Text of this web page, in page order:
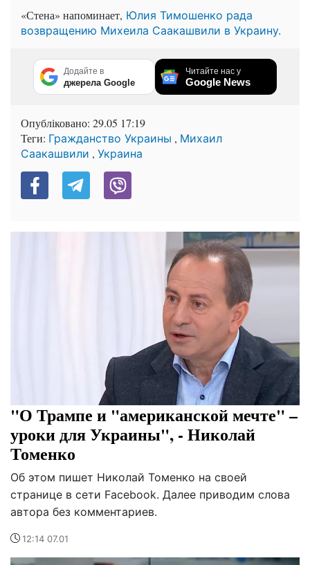
«Стена» напоминает, Юлия Тимошенко рада
возвращению Михеила Саакашвили в Украину.
Додайте в
джерела Google
Читайте нас у
Google News
Опубліковано: 29.05 17:19
Теги: Гражданство Украины , Михаил
Саакашвили , Украина
"О Трампе и "американской мечте" –
уроки для Украины", - Николай
Томенко
Об этом пишет Николай Томенко на своей
странице в сети Facebook. Далее приводим слова
автора без комментариев.
12:14 07.01